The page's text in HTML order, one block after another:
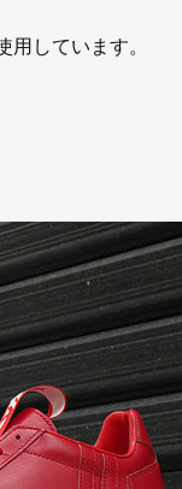
しています。